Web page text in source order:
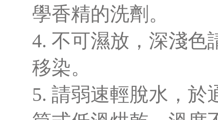
學香精的洗劑。
4. 不可濕放，深淺色
移染。
5. 請弱速輕脫水，於